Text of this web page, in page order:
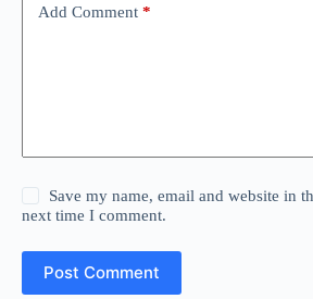
Add Comment *
Save my name, email and website in
next time I comment.
Post Comment